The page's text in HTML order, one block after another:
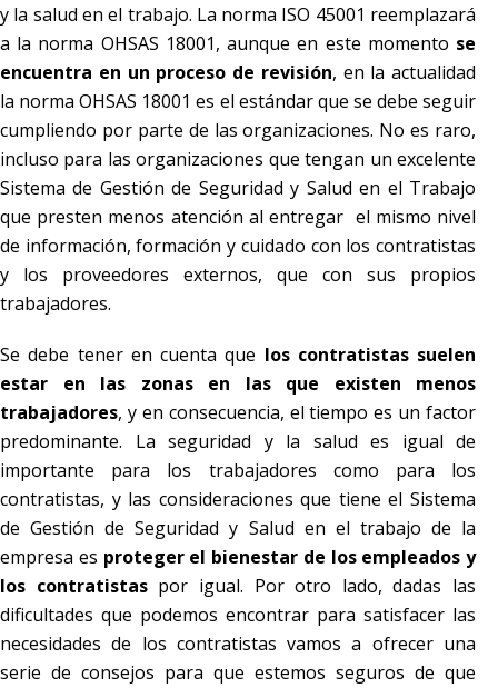
y la salud en el trabajo. La norma ISO 45001 reemplazará
a la norma OHSAS 18001, aunque en este momento se
encuentra en un proceso de revisión, en la actualidad
la norma OHSAS 18001 es el estándar que se debe seguir
cumpliendo por parte de las organizaciones. No es raro,
incluso para las organizaciones que tengan un excelente
Sistema de Gestión de Seguridad y Salud en el Trabajo
que presten menos atención al entregar el mismo nivel
de información, formación y cuidado con los contratistas
y los proveedores externos, que con sus propios
trabajadores.
Se debe tener en cuenta que los contratistas suelen
estar en las zonas en las que existen menos
trabajadores, y en consecuencia, el tiempo es un factor
predominante. La seguridad y la salud es igual de
importante para los trabajadores como para los
contratistas, y las consideraciones que tiene el Sistema
de Gestión de Seguridad y Salud en el trabajo de la
empresa es proteger el bienestar de los empleados y
los contratistas por igual. Por otro lado, dadas las
dificultades que podemos encontrar para satisfacer las
necesidades de los contratistas vamos a ofrecer una
serie de consejos para que estemos seguros de que